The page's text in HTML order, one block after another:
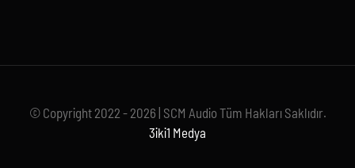
© Copyright 2022 - 2026 | SCM Audio Tüm Hakları Saklıdır.
3iki1 Medya